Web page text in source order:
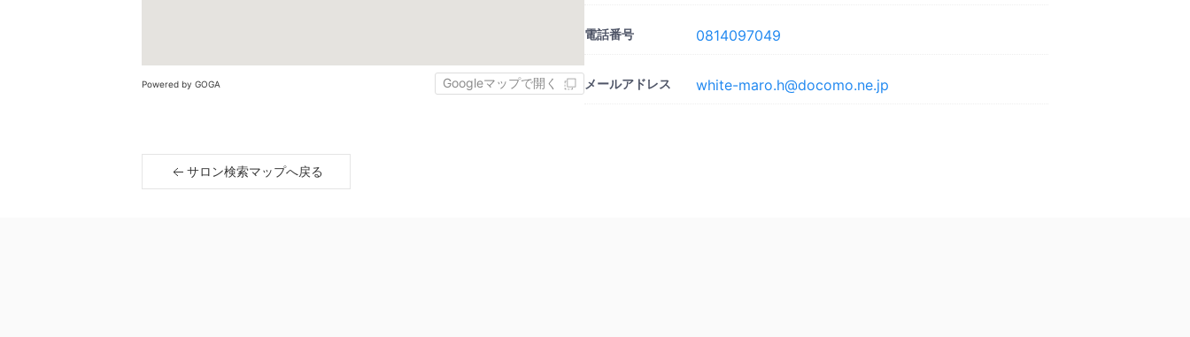
Powered by GOGA Googleマップで開く
電話番号 0814097049
メールアドレス white-maro.h@docomo.ne.jp
サロン検索マップへ戻る